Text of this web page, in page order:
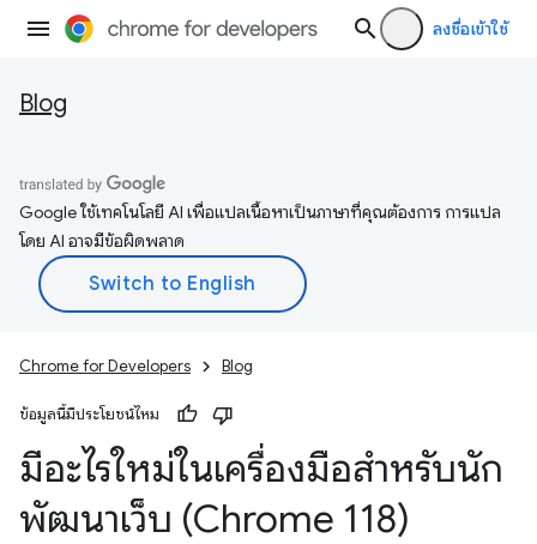
ลงชื่อเข้าใช้
Blog
Google ใช้เทคโนโลยี AI เพื่อแปลเนื้อหาเป็นภาษาที่คุณต้องการ การแปล
โดย AI อาจมีข้อผิดพลาด
Chrome for Developers Blog
ข้อมูลนี้มีประโยชน์ไหม
มีอะไรใหม่ในเครื่องมือสำหรับนัก
พัฒนาเว็บ (Chrome 118)